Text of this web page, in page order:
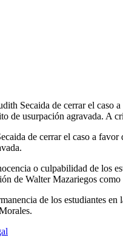
Secaida de cerrar el caso
de usurpación agravada. A
de cerrar el caso a
o culpabilidad de los
de Walter Mazariegos como
de los estudiantes